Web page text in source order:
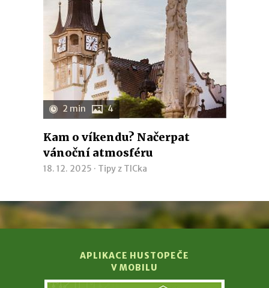
2 min 4
Kam o víkendu? Načerpat
vánoční atmosféru
18. 12. 2025 · Tipy z TICka
APLIKACE HUSTOPEČE
V MOBILU